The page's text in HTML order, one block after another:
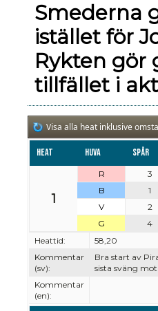
Smederna
istället för
Rykten gör
tillfället i
Visa alla heat inklusive
Heat Huva Spår
1
R 3
B
1
V
2
G
4
Heattid:
58,20
Kommentar
(sv):
Bra start av
sista sväng mot
Kommentar
(en):